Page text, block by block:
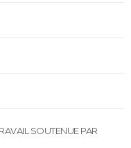
SOUTENUE PAR